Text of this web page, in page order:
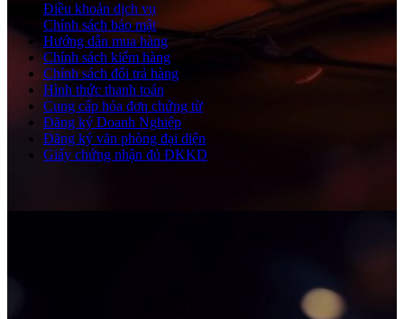
Điều khoản dịch vụ
Chính sách bảo mật
Hướng dẫn mua hàng
Chính sách kiểm hàng
Chính sách đổi trả hàng
Hình thức thanh toán
Cung cấp hóa đơn chứng từ
Đăng ký Doanh Nghiệp
Đăng ký văn phòng đại diện
Giấy chứng nhận đủ ĐKKD